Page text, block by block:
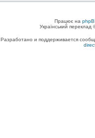
Працює на
Український
Разработано и поддерживается